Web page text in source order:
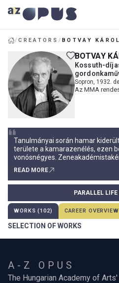
/CREATORS /BOTVAY
BOTVAY
Kossuth-
Sopron, 1932.
Az MMA
Tanulmányai során hamar
területe a kamarazenélés, ezen
vonósnégyes.
versenygyőzelmet is arattak.
játszotta a Komlós Vonósnégyes
Sándor, Németh Géza)
READ MORE
PARALLEL
WORKS (102) CAREER OVERVIEW
SELECTION OF WORKS
A-Z OPUS
The Hungarian Academy of